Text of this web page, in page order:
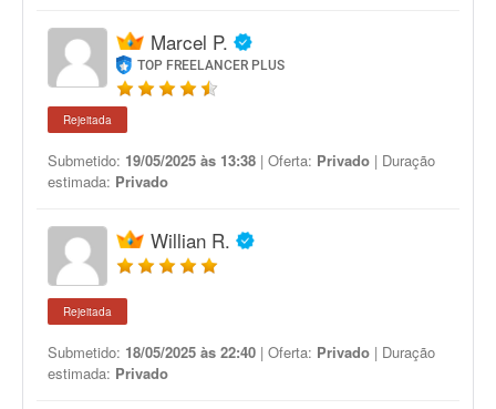
Marcel P.
TOP FREELANCER PLUS
Rejeitada
Submetido: 19/05/2025 às 13:38 | Oferta: Privado | Duração
estimada: Privado
Willian R.
Rejeitada
Submetido: 18/05/2025 às 22:40 | Oferta: Privado | Duração
estimada: Privado